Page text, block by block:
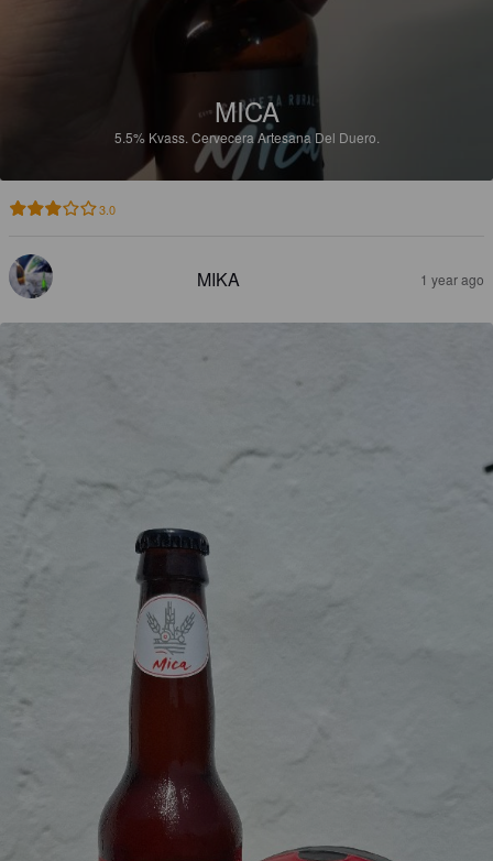
MICA
5.5% Kvass. Cervecera Artesana Del Duero.
3.0
MIKA 1 year ago